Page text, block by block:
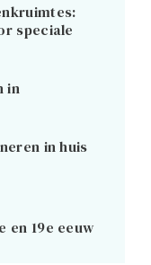
speciale
in
in huis
en 19e eeuw